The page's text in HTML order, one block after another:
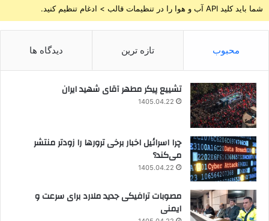
شما باید کلید API آب و هوا را در تنظیمات قالب > ادغام تنظیم کنید.
محبوب تازه ترین دیدگاه ها
تشییع پیکر مطهر آقای شهید ایران
1405.04.22
چرا اسرائیل اخبار برخی ترورها را زودتر منتشر
می‌کند؟
1405.04.22
مصوبات ترافیکی جدید ملارد برای سرعت و
ایمنی